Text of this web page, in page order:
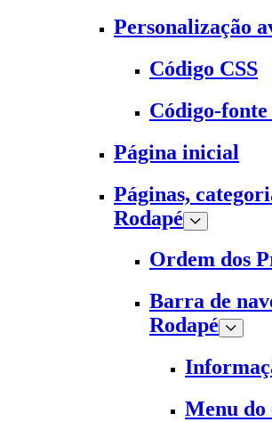
Personalização
Código CSS
Código-
Página inicial
Páginas,
Rodapé
Ordem dos
Barra de
Rodapé
Menu do